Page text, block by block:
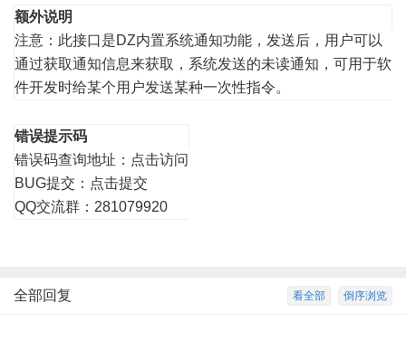
额外说明
注意：此接口是DZ内置系统通知功能，发送后，用户可以
通过获取通知信息来获取，系统发送的未读通知，可用于软
件开发时给某个用户发送某种一次性指令。
错误提示码
错误码查询地址： 点击访问
BUG提交： 点击提交
QQ交流群：281079920
倒序浏览
看全部
全部回复